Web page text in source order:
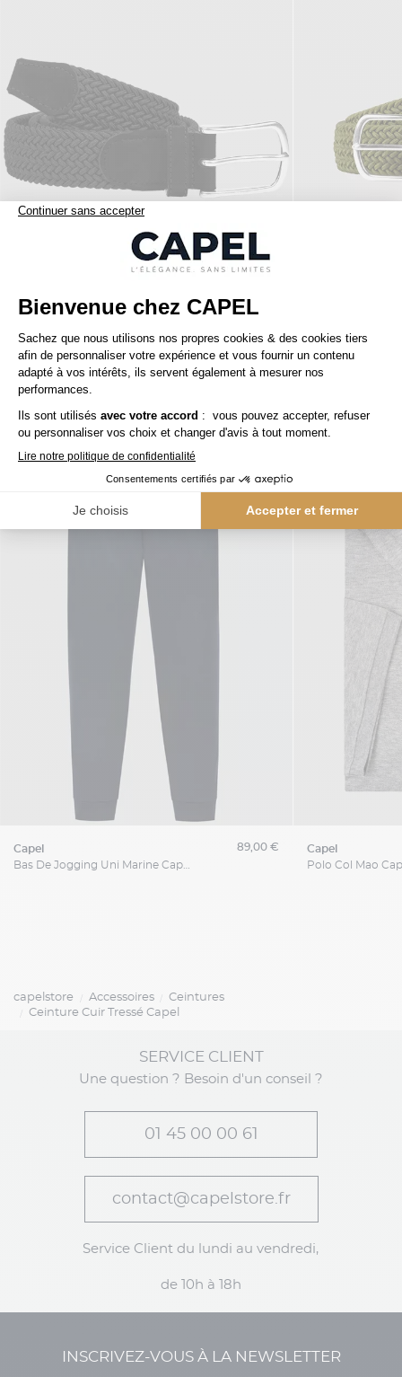
Ceinture Tressee Noire Capel
75,00 €
Nos clients aiment aussi
capel
Bas De Jogging Uni Marine Capel Grande Taille
89,00 €
capel
Polo Col Mao
capelstore Accessoires
Ceintures
Ceinture Cuir Tressé Capel
SERVICE CLIENT
Une question ? Besoin d'un conseil ?
01 45 00 00 61
contact@capelstore.fr
Service Client du lundi au vendredi,
de 10h à 18h
INSCRIVEZ-VOUS À LA NEWSLETTER